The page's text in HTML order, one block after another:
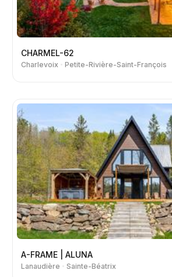
CHARMEL-62
Charlevoix Petite-Rivière-Saint-François
A-FRAME | ALUNA
Lanaudière Sainte-Béatrix